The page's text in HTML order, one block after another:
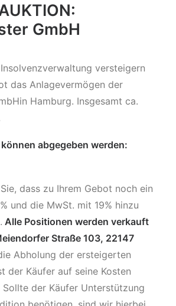
GmbH
versteigern
das Anlagevermögen der
Hamburg. Insgesamt ca.
abgegeben werden:
dass zu Ihrem Gebot noch ein
und die MwSt. mit 19% hinzu
Alle Positionen werden verkauft
Straße 103, 22147
Abholung der ersteigerten
der Käufer auf seine Kosten
der Käufer Unterstützung